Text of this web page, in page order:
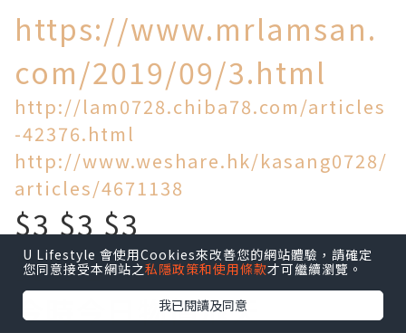
https://www.mrlamsan.
com/2019/09/3.html
http://lam0728.chiba78.com/articles
-42376.html
http://www.weshare.hk/kasang0728/
articles/4671138
$3 $3 $3
買到乜!
今時今日物價飛天
U Lifestyle 會使用Cookies來改善您的網站體驗，請確定
您同意接受本網站之私隱政策和使用條款才可繼續瀏覽。
我已閱讀及同意